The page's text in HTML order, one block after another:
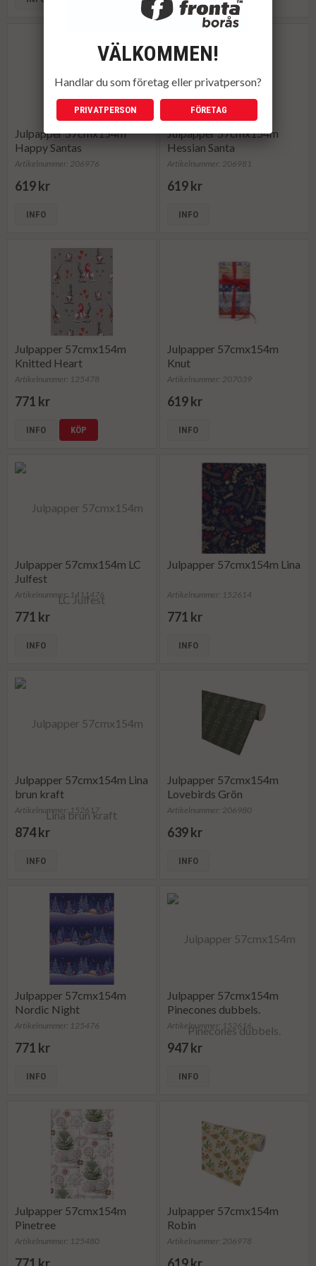
Julpapper 57cmx154m
Happy Santas
Artikelnummer: 206976
619 kr
INFO
Julpapper 57cmx154m
Hessian Santa
Artikelnummer: 206981
619 kr
INFO
Julpapper 57cmx154m
Knitted Heart
Artikelnummer: 125478
771 kr
INFO KÖP
Julpapper 57cmx154m
Knut
Artikelnummer: 207039
619 kr
INFO
Julpapper 57cmx154m LC
Julfest
Artikelnummer: 1411476
771 kr
INFO
Julpapper 57cmx154m Lina
Artikelnummer: 152614
771 kr
INFO
Julpapper 57cmx154m Lina
brun kraft
Artikelnummer: 152617
874 kr
INFO
Julpapper 57cmx154m
Lovebirds Grön
Artikelnummer: 206980
639 kr
INFO
Julpapper 57cmx154m
Nordic Night
Artikelnummer: 125476
771 kr
INFO
Julpapper 57cmx154m
Pinecones dubbels.
Artikelnummer: 152616
947 kr
INFO
Julpapper 57cmx154m
Pinetree
Artikelnummer: 125480
Julpapper 57cmx154m
Robin
Artikelnummer: 206978
VÄLKOMMEN!
Handlar du som företag eller privatperson?
PRIVATPERSON FÖRETAG